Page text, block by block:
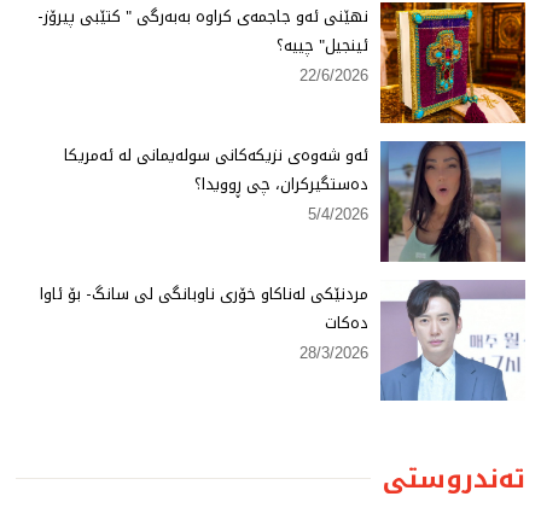
نهێنی ئەو جاجمەی كراوە بەبەرگی " كتێبی پیرۆز-
ئینجیل" چییە؟
22/6/2026
ئەو شەوەی نزیكەكانی سولەیمانی لە ئەمریكا
دەستگیركران، چی ڕوویدا؟
5/4/2026
مردنێكی لەناكاو خۆری ناوبانگی لی سانگ- بۆ ئاوا
دەكات
28/3/2026
تەندروستی